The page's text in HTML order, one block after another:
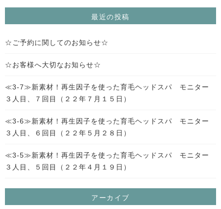
最近の投稿
☆ご予約に関してのお知らせ☆
☆お客様へ大切なお知らせ☆
≪3-7≫新素材！再生因子を使った育毛ヘッドスパ モニター
３人目、７回目（２２年７月１５日）
≪3-6≫新素材！再生因子を使った育毛ヘッドスパ モニター
３人目、６回目（２２年５月２８日）
≪3-5≫新素材！再生因子を使った育毛ヘッドスパ モニター
３人目、５回目（２２年４月１９日）
アーカイブ